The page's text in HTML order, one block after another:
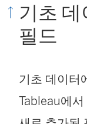
기초 데
필드
기초 데이터
Tableau에